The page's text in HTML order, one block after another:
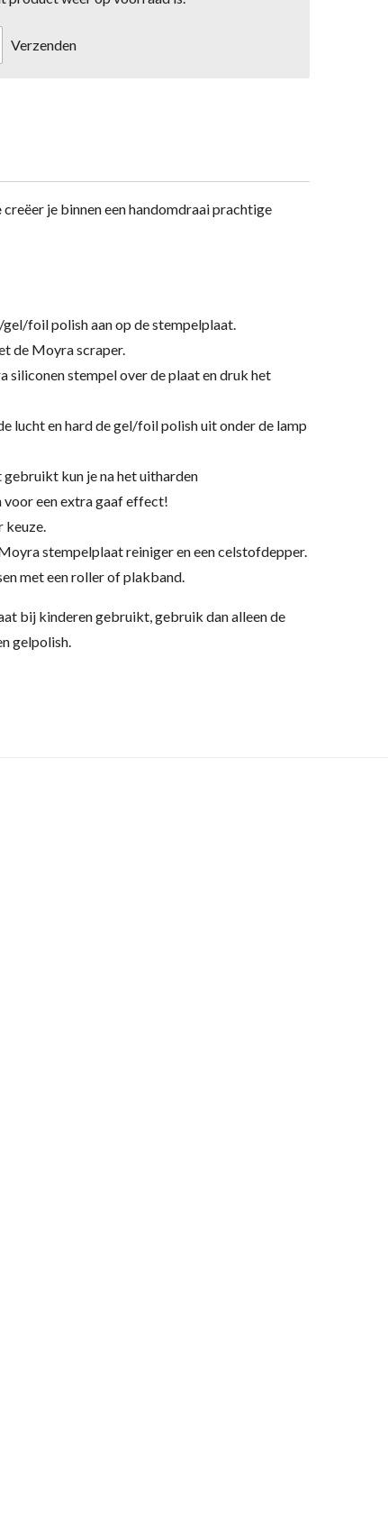
Verzenden
creëer je binnen een handomdraai prachtige
foil polish aan op de stempelplaat.
de Moyra scraper.
siliconen stempel over de plaat en druk het
lucht en hard de gel/foil polish uit onder de lamp
kun je na het uitharden
een extra gaaf effect!
stempelplaat reiniger en een celstofdepper.
met een roller of plakband.
bij kinderen gebruikt, gebruik dan alleen de
gelpolish.